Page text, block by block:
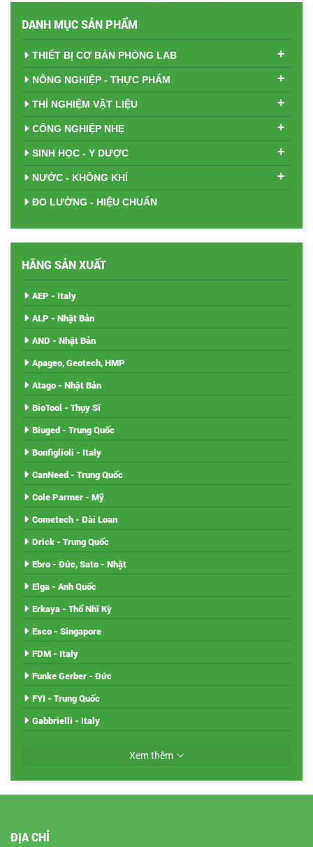
DANH MỤC SẢN PHẨM
THIẾT BỊ CƠ BẢN PHÒNG LAB +
NÔNG NGHIỆP - THỰC PHẨM +
THÍ NGHIỆM VẬT LIỆU +
CÔNG NGHIỆP NHẸ +
SINH HỌC - Y DƯỢC +
NƯỚC - KHÔNG KHÍ +
ĐO LƯỜNG - HIỆU CHUẨN
HÃNG SẢN XUẤT
AEP - Italy
ALP - Nhật Bản
AND - Nhật Bản
Apageo, Geotech, HMP
Atago - Nhật Bản
BioTool - Thụy Sĩ
Biuged - Trung Quốc
Bonfiglioli - Italy
CanNeed - Trung Quốc
Cole Parmer - Mỹ
Cometech - Đài Loan
Drick - Trung Quốc
Ebro - Đức, Sato - Nhật
Elga - Anh Quốc
Erkaya - Thổ Nhĩ Kỳ
Esco - Singapore
FDM - Italy
Funke Gerber - Đức
FYI - Trung Quốc
Gabbrielli - Italy
Xem thêm
ĐỊA CHỈ